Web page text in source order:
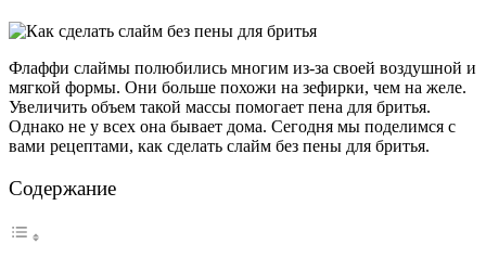
Флаффи слаймы полюбились многим из-за своей воздушной и
мягкой формы. Они больше похожи на зефирки, чем на желе.
Увеличить объем такой массы помогает пена для бритья.
Однако не у всех она бывает дома. Сегодня мы поделимся с
вами рецептами, как сделать слайм без пены для бритья.
Содержание